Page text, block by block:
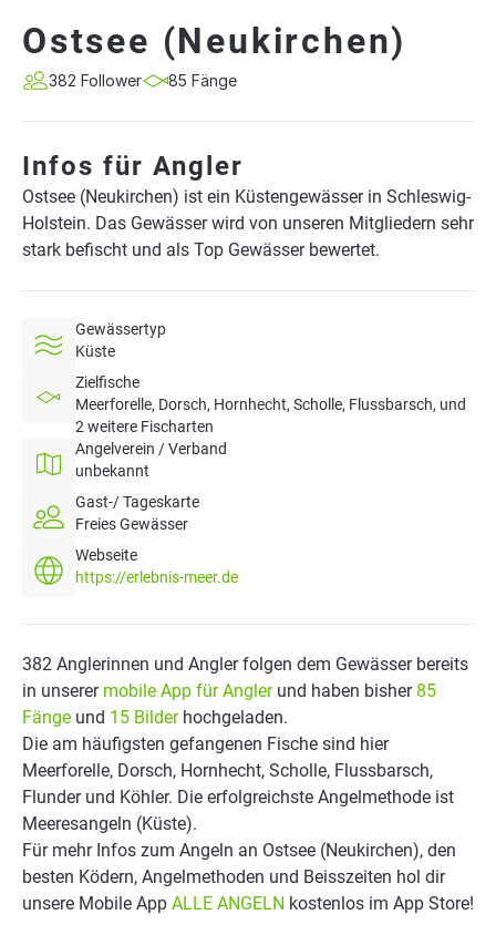
Ostsee (Neukirchen)
382 Follower 85 Fänge
Infos für Angler
Ostsee (Neukirchen) ist ein Küstengewässer in Schleswig-
Holstein. Das Gewässer wird von unseren Mitgliedern sehr
stark befischt und als Top Gewässer bewertet.
Gewässertyp
Küste
Zielfische
Meerforelle, Dorsch, Hornhecht, Scholle, Flussbarsch, und
2 weitere Fischarten
Angelverein / Verband
unbekannt
Gast-/ Tageskarte
Freies Gewässer
Webseite
https://erlebnis-meer.de
382 Anglerinnen und Angler folgen dem Gewässer bereits
in unserer mobile App für Anglerund haben bisher 85
Fänge und 15 Bilderhochgeladen.
Die am häufigsten gefangenen Fische sind hier
Meerforelle, Dorsch, Hornhecht, Scholle, Flussbarsch,
Flunder und Köhler. Die erfolgreichste Angelmethode ist
Meeresangeln (Küste).
Für mehr Infos zum Angeln an Ostsee (Neukirchen), den
besten Ködern, Angelmethoden und Beisszeiten hol dir
unsere Mobile App ALLE ANGELN kostenlos im App Store!